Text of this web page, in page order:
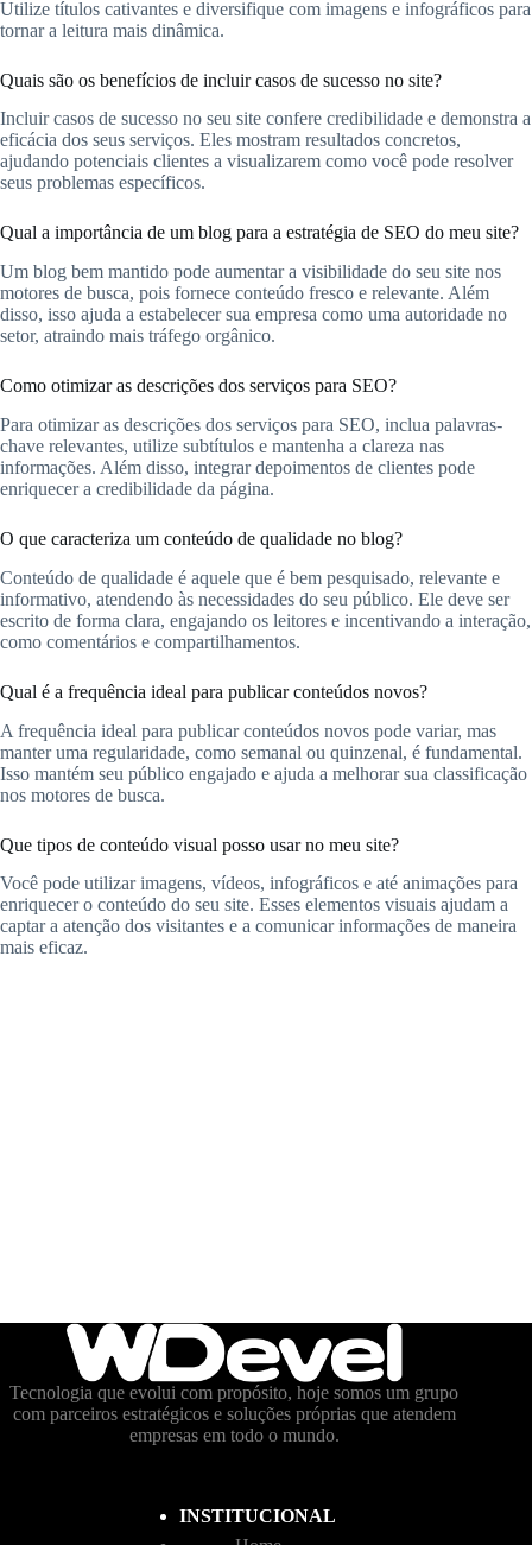
Utilize títulos cativantes e diversifique com imagens e infográficos para
tornar a leitura mais dinâmica.
Quais são os benefícios de incluir casos de sucesso no site?
Incluir casos de sucesso no seu site confere credibilidade e demonstra a
eficácia dos seus serviços. Eles mostram resultados concretos,
ajudando potenciais clientes a visualizarem como você pode resolver
seus problemas específicos.
Qual a importância de um blog para a estratégia de SEO do meu site?
Um blog bem mantido pode aumentar a visibilidade do seu site nos
motores de busca, pois fornece conteúdo fresco e relevante. Além
disso, isso ajuda a estabelecer sua empresa como uma autoridade no
setor, atraindo mais tráfego orgânico.
Como otimizar as descrições dos serviços para SEO?
Para otimizar as descrições dos serviços para SEO, inclua palavras-
chave relevantes, utilize subtítulos e mantenha a clareza nas
informações. Além disso, integrar depoimentos de clientes pode
enriquecer a credibilidade da página.
O que caracteriza um conteúdo de qualidade no blog?
Conteúdo de qualidade é aquele que é bem pesquisado, relevante e
informativo, atendendo às necessidades do seu público. Ele deve ser
escrito de forma clara, engajando os leitores e incentivando a interação,
como comentários e compartilhamentos.
Qual é a frequência ideal para publicar conteúdos novos?
A frequência ideal para publicar conteúdos novos pode variar, mas
manter uma regularidade, como semanal ou quinzenal, é fundamental.
Isso mantém seu público engajado e ajuda a melhorar sua classificação
nos motores de busca.
Que tipos de conteúdo visual posso usar no meu site?
Você pode utilizar imagens, vídeos, infográficos e até animações para
enriquecer o conteúdo do seu site. Esses elementos visuais ajudam a
captar a atenção dos visitantes e a comunicar informações de maneira
mais eficaz.
Tecnologia que evolui com propósito, hoje somos um grupo
com parceiros estratégicos e soluções próprias que atendem
empresas em todo o mundo.
INSTITUCIONAL